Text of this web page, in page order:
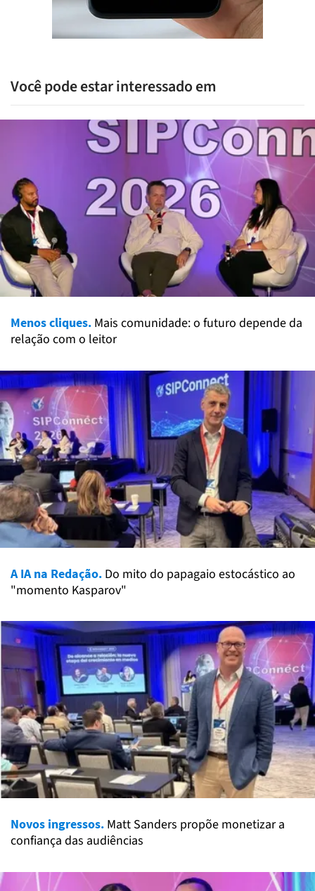
Você pode estar interessado em
Menos cliques. Mais comunidade: o futuro depende da
relação com o leitor
A IA na Redação. Do mito do papagaio estocástico ao
"momento Kasparov"
Novos ingressos. Matt Sanders propõe monetizar a
confiança das audiências